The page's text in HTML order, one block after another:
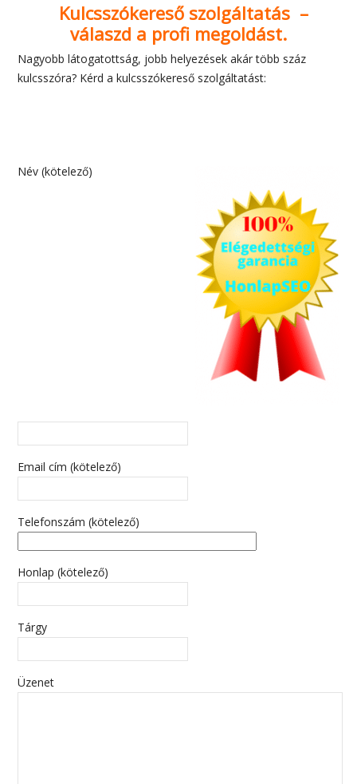
Kulcsszókereső szolgáltatás –
válaszd a profi megoldást.
Nagyobb látogatottság, jobb helyezések akár több száz
kulcsszóra? Kérd a kulcsszókereső szolgáltatást:
Név (kötelező)
Email cím (kötelező)
Telefonszám (kötelező)
Honlap (kötelező)
Tárgy
Üzenet